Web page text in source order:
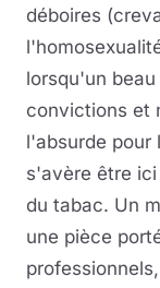
déboires
lorsqu'un
convictions et
l'absurde pour
s'avère être
du tabac. Un
une pièce